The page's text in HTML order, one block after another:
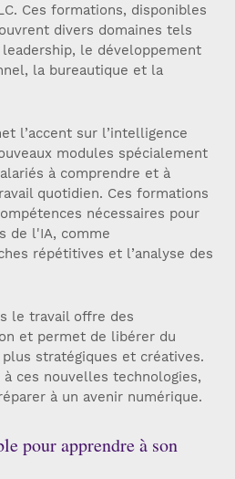
Ces formations, disponibles
divers domaines tels
le développement
la bureautique et la
l’accent sur l’intelligence
modules spécialement
à comprendre et à
quotidien. Ces formations
nécessaires pour
de l'IA, comme
répétitives et l’analyse des
le travail offre des
et permet de libérer du
stratégiques et créatives.
ces nouvelles technologies,
à un avenir numérique.
pour apprendre à son